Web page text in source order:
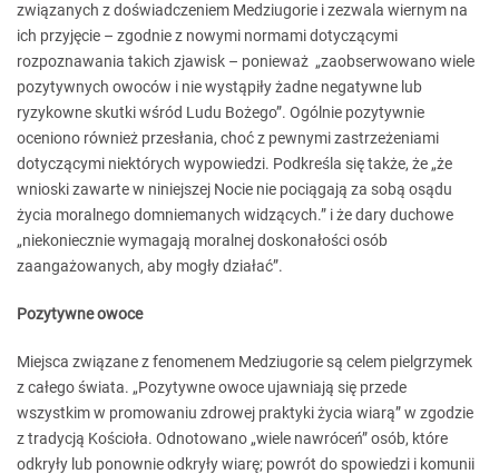
związanych z doświadczeniem Medziugorie i zezwala wiernym na
ich przyjęcie – zgodnie z nowymi normami dotyczącymi
rozpoznawania takich zjawisk – ponieważ „zaobserwowano wiele
pozytywnych owoców i nie wystąpiły żadne negatywne lub
ryzykowne skutki wśród Ludu Bożego”. Ogólnie pozytywnie
oceniono również przesłania, choć z pewnymi zastrzeżeniami
dotyczącymi niektórych wypowiedzi. Podkreśla się także, że „że
wnioski zawarte w niniejszej Nocie nie pociągają za sobą osądu
życia moralnego domniemanych widzących.” i że dary duchowe
„niekoniecznie wymagają moralnej doskonałości osób
zaangażowanych, aby mogły działać”.
Pozytywne owoce
Miejsca związane z fenomenem Medziugorie są celem pielgrzymek
z całego świata. „Pozytywne owoce ujawniają się przede
wszystkim w promowaniu zdrowej praktyki życia wiarą” w zgodzie
z tradycją Kościoła. Odnotowano „wiele nawróceń” osób, które
odkryły lub ponownie odkryły wiarę; powrót do spowiedzi i komunii